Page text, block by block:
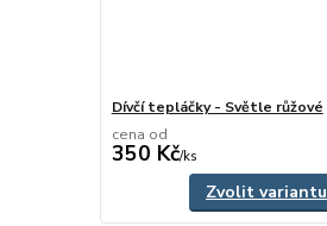
Dívčí tepláčky - Světle růžové
cena od
350 Kč/ks
Zvolit variantu